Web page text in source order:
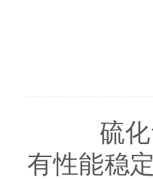
硫化氢
有性能稳